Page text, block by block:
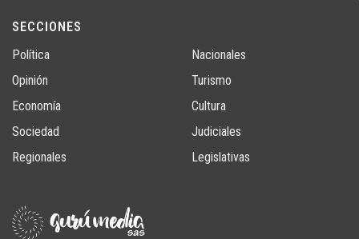
SECCIONES
Política
Opinión
Economía
Sociedad
Regionales
Nacionales
Turismo
Cultura
Judiciales
Legislativas